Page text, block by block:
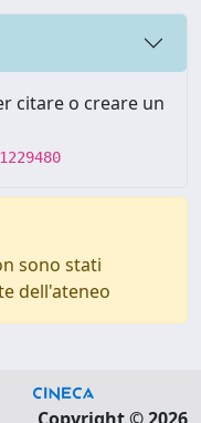
citare o creare un
sono stati
dell'ateneo